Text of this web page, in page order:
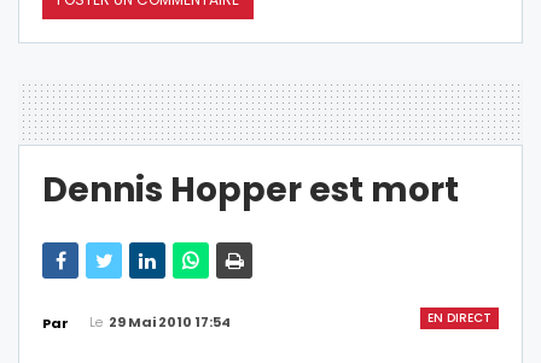
Dennis Hopper est mort
EN DIRECT
Par Le 29 Mai 2010 17:54